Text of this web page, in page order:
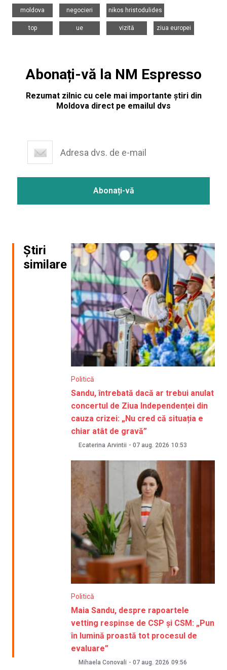
moldova
negocieri
nikos hristodulides
top
ue
vizită
ziua europei
Abonați-vă la NM Espresso
Rezumat zilnic cu cele mai importante știri din
Moldova direct pe emailul dvs
Știri
similare
Politică
Sandu, întrebată dacă ar trebui anulat
concertul de Ziua Independenței din
cauza crizei: „Nu cred că situația e
chiar atât de gravă”
Ecaterina Arvintii - 07 aug. 2026 10:53
Politică
Maia Sandu, despre rapoartele
vetting respinse de CSP și CSM: „Pun
în lumină proastă tot procesul de
evaluare”
Mihaela Conovali - 07 aug. 2026 09:56